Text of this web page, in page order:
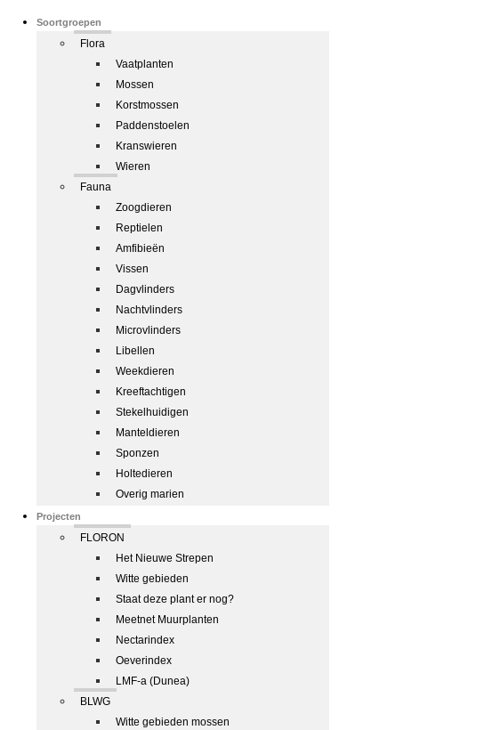
Soortgroepen
Flora
Vaatplanten
Mossen
Korstmossen
Paddenstoelen
Kranswieren
Wieren
Fauna
Zoogdieren
Reptielen
Amfibieën
Vissen
Dagvlinders
Nachtvlinders
Microvlinders
Libellen
Weekdieren
Kreeftachtigen
Stekelhuidigen
Manteldieren
Sponzen
Holtedieren
Overig marien
Projecten
FLORON
Het Nieuwe Strepen
Witte gebieden
Staat deze plant er nog?
Meetnet Muurplanten
Nectarindex
Oeverindex
LMF-a (Dunea)
BLWG
Witte gebieden mossen